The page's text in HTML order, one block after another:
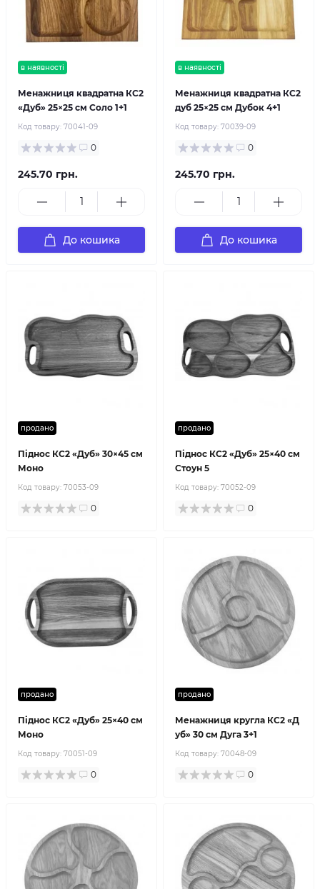
в наявності
Менажниця квадратна КС2
«Дуб» 25×25 см Соло 1+1
Код товару: 70041-09
0
245.70 грн.
До кошика
в наявності
Менажниця квадратна КС2
дуб 25×25 см Дубок 4+1
Код товару: 70039-09
0
245.70 грн.
До кошика
продано
Піднос КС2 «Дуб» 30×45 см
Моно
Код товару: 70053-09
0
продано
Піднос КС2 «Дуб» 25×40 см
Стоун 5
Код товару: 70052-09
0
продано
Піднос КС2 «Дуб» 25×40 см
Моно
Код товару: 70051-09
0
продано
Менажниця кругла КС2 «Д
уб» 30 см Дуга 3+1
Код товару: 70048-09
0